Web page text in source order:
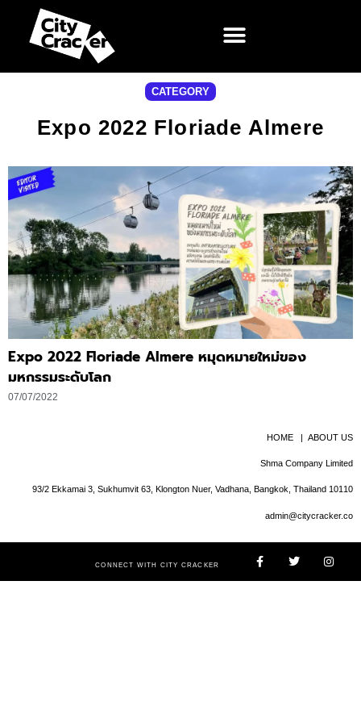
CATEGORY
Expo 2022 Floriade Almere
Expo 2022 Floriade Almere หมุดหมายใหม่ของ
มหกรรมระดับโลก
07/07/2022
HOME | ABOUT US
Shma Company Limited
93/2 Ekkamai 3, Sukhumvit 63, Klongton Nuer, Vadhana, Bangkok, Thailand 10110
admin@citycracker.co
CONNECT WITH CITY CRACKER